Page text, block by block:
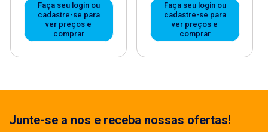
Faça seu login ou
cadastre-se para
ver preços e
comprar
Faça seu login ou
cadastre-se para
ver preços e
comprar
Junte-se a nos e receba nossas ofertas!